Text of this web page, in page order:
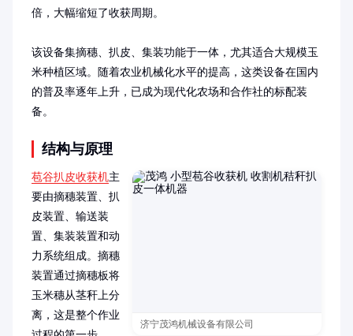
倍，大幅缩短了收获周期。
该设备集摘穗、扒皮、集装功能于一体，尤其适合大规模玉
米种植区域。随着农业机械化水平的提高，这类设备在国内
的普及率逐年上升，已成为现代化农场和合作社的标配装
备。
结构与原理
济宁茂鸿机械设备有限公司
苞谷扒皮收获机主
要由摘穗装置、扒
皮装置、输送装
置、集装装置和动
力系统组成。摘穗
装置通过摘穗板将
玉米穗从茎秆上分
离，这是整个作业